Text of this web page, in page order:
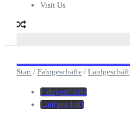
Visit Us
Start / Fahrgeschäfte / Laufgeschäft
Fahrgeschäfte
Laufgeschäft